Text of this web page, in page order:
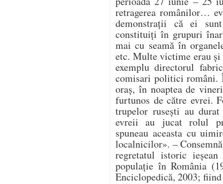
retragerea românilor…
demonstrații că ei
constituiți în grupuri
mai cu seamă în
etc. Multe victime erau
exemplu directorul
comisari politici români.
oraș, în noaptea de
furtunos de către evrei.
trupelor rusești au
evreii au jucat rolul
spuneau aceasta cu
localnicilor». –
regretatul istoric
populație în România
Enciclopedică, 2003;